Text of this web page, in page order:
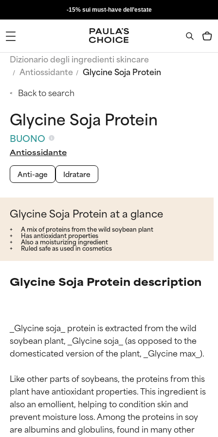
-15% sui must-have dell’estate
Dizionario degli ingredienti skincare
Antiossidante
Glycine Soja Protein
Back to search
Glycine Soja Protein
BUONO
Antiossidante
Anti-age
Idratare
Glycine Soja Protein at a glance
A mix of proteins from the wild soybean plant
Has antioxidant properties
Also a moisturizing ingredient
Ruled safe as used in cosmetics
Glycine Soja Protein description
_Glycine soja_ protein is extracted from the wild
soybean plant, _Glycine soja_ (as opposed to the
domesticated version of the plant, _Glycine max_).
Like other parts of soybeans, the proteins from this
plant have antioxidant properties. This ingredient is
also an emollient, helping to condition skin and
prevent moisture loss. Among the proteins in soy
are albumins and globulins, found in many other